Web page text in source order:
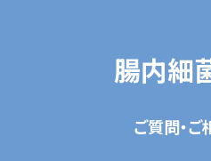
腸内細
ご質問・